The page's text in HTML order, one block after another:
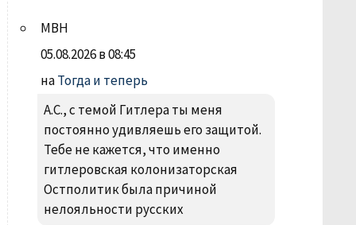
МВН
05.08.2026 в 08:45
наТогда и теперь
А.С., с темой Гитлера ты меня
постоянно удивляешь его защитой.
Тебе не кажется, что именно
гитлеровская колонизаторская
Остполитик была причиной
нелояльности русских